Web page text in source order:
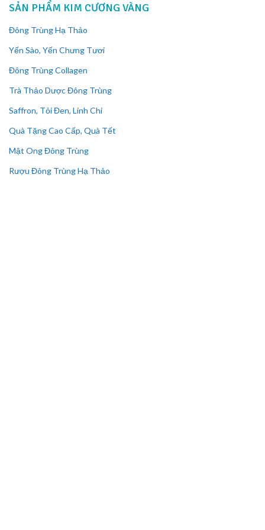
SẢN PHẨM KIM CƯƠNG VÀNG
Đông Trùng Hạ Thảo
Yến Sào, Yến Chưng Tươi
Đông Trùng Collagen
Trà Thảo Dược Đông Trùng
Saffron, Tỏi Đen, Linh Chi
Quà Tặng Cao Cấp, Quà Tết
Mật Ong Đông Trùng
Rượu Đông Trùng Hạ Thảo